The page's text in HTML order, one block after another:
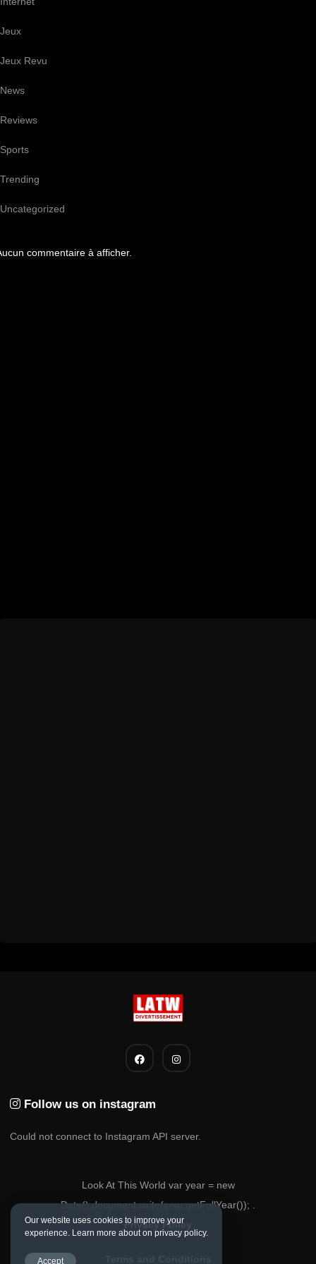
Jeux
Jeux Revu
News
Reviews
Sports
Trending
Uncategorized
commentaire à afficher.
Follow us on instagram
Could not connect to Instagram API server.
Look At This World var year = new
Date();document.write(year.getFullYear()); .
Privacy Policy
Our website uses cookies to improve your
experience. Learn more about on privacy policy.
Accept